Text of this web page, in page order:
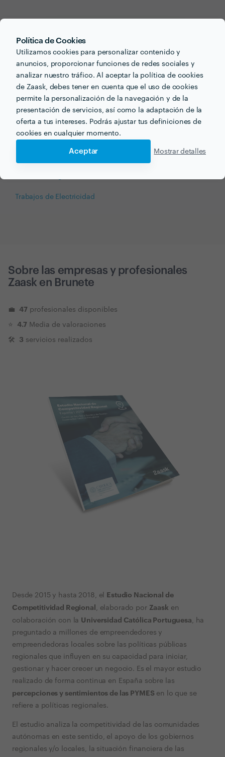
Política de Cookies
Utilizamos cookies para personalizar contenido y
anuncios, proporcionar funciones de redes sociales y
analizar nuestro tráfico. Al aceptar la política de cookies
de Zaask, debes tener en cuenta que el uso de cookies
permite la personalización de la navegación y de la
presentación de servicios, así como la adaptación de la
oferta a tus intereses. Podrás ajustar tus definiciones de
cookies en cualquier momento.
Aceptar Mostrar detalles
Empresas de Reformas
Empresas de Reformas
Limpieza después de Obra
Reforma de Baños
Reforma de Cocinas
Trabajos de Electricidad
Sobre las empresas y profesionales
Zaask en Brunete
💼 47 profesionales disponibles
⭐️ 4.7 Media de valoraciones
🛠 3 servicios realizados
Desde 2015 y hasta 2018, el
Estudio Nacional de
Competitividad Regional , elaborado por Zaask en
colaboración con la Universidad Católica Portuguesa , ha
preguntado a millones de empreendedores y
empreendedoras locales sobre las políticas públicas
regionales que influyen en su capacidad para iniciar,
gestionar y hacer crecer un negocio. Es el mayor estudio
realizado de forma continua en España sobre las
percepciones y sentimientos de las PYMES en lo que se
refiere a políticas regionales.
El estudio analiza la competitividad de las comunidades
autónomas en este sentido, el apoyo de los gobiernos
regionales y/o locales, la situación financiera de las